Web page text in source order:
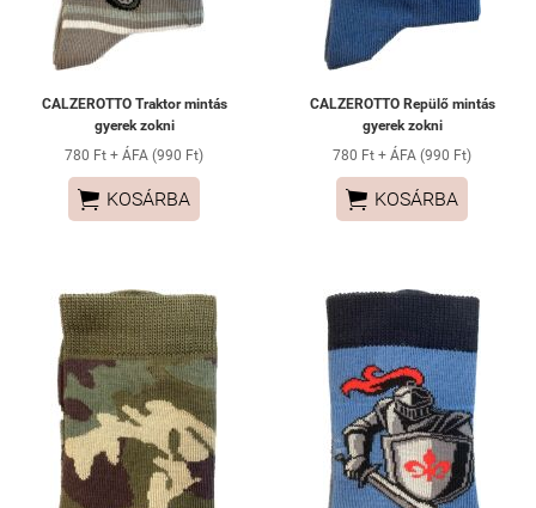
CALZEROTTO Traktor mintás
gyerek zokni
780 Ft + ÁFA (990 Ft)
 KOSÁRBA
CALZEROTTO Repülő mintás
gyerek zokni
780 Ft + ÁFA (990 Ft)
 KOSÁRBA